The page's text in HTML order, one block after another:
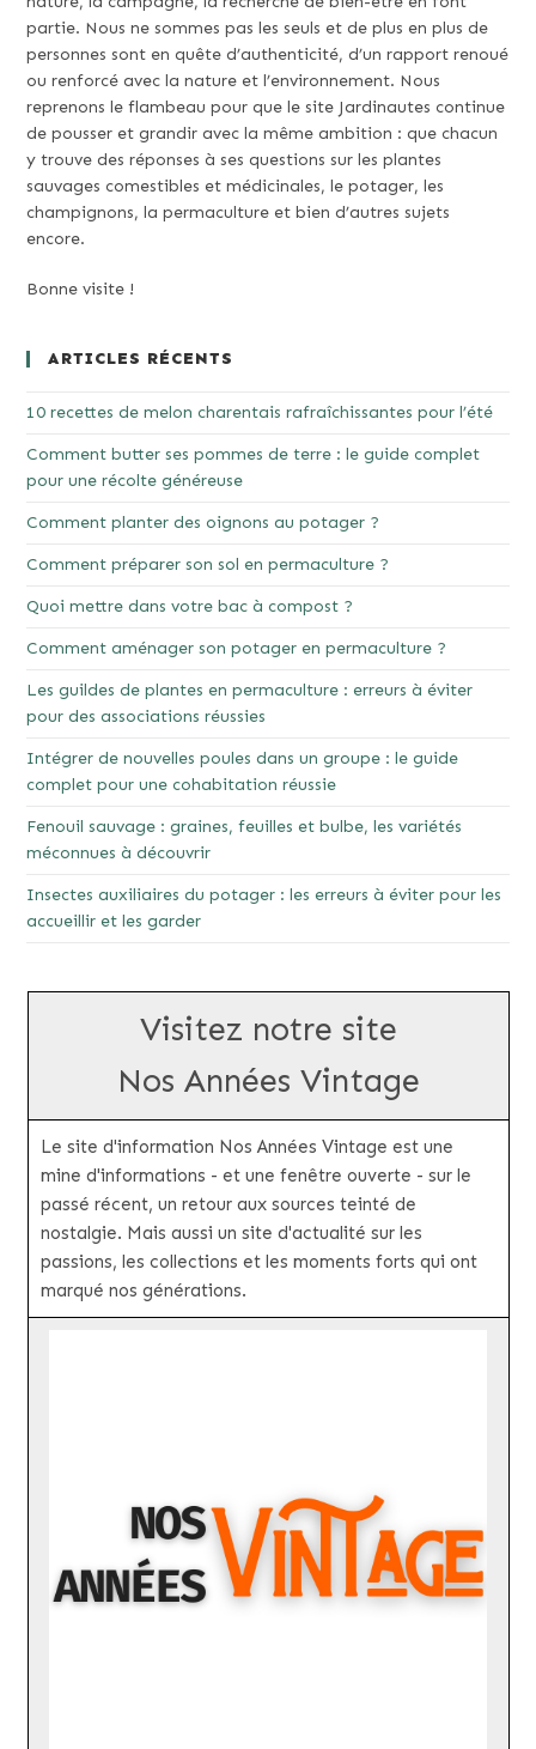
partie. Nous ne sommes pas les seuls et de plus en plus de
personnes sont en quête d’authenticité, d’un rapport renoué
ou renforcé avec la nature et l’environnement. Nous
reprenons le flambeau pour que le site Jardinautes continue
de pousser et grandir avec la même ambition : que chacun
y trouve des réponses à ses questions sur les plantes
sauvages comestibles et médicinales, le potager, les
champignons, la permaculture et bien d’autres sujets
encore.
Bonne visite !
ARTICLES RÉCENTS
10 recettes de melon charentais rafraîchissantes pour l’été
Comment butter ses pommes de terre : le guide complet
pour une récolte généreuse
Comment planter des oignons au potager ?
Comment préparer son sol en permaculture ?
Quoi mettre dans votre bac à compost ?
Comment aménager son potager en permaculture ?
Les guildes de plantes en permaculture : erreurs à éviter
pour des associations réussies
Intégrer de nouvelles poules dans un groupe : le guide
complet pour une cohabitation réussie
Fenouil sauvage : graines, feuilles et bulbe, les variétés
méconnues à découvrir
Insectes auxiliaires du potager : les erreurs à éviter pour les
accueillir et les garder
Visitez notre site
Nos Années Vintage
Le site d'information Nos Années Vintage est une
mine d'informations - et une fenêtre ouverte - sur le
passé récent, un retour aux sources teinté de
nostalgie. Mais aussi un site d'actualité sur les
passions, les collections et les moments forts qui ont
marqué nos générations.